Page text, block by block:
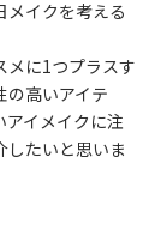
メイクを考える
メに1つプラスす
の高いアイテ
イメイクに注
したいと思いま